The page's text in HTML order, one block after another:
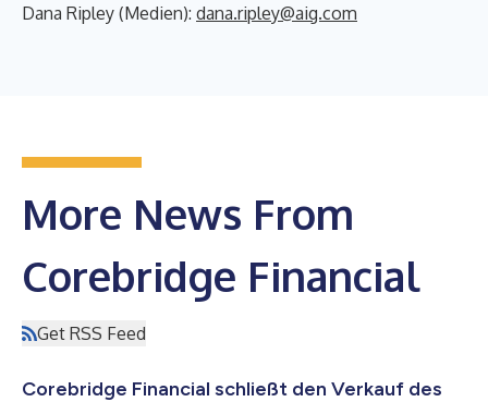
Dana Ripley (Medien): dana.ripley@aig.com
More News From
Corebridge Financial
Get RSS Feed
Corebridge Financial schließt den Verkauf des